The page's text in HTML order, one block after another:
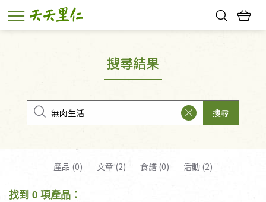
幸福節中獎名單
搜尋結果
搜尋
產品 (0) 文章 (2) 食譜 (0) 活動 (2)
找到 0 項產品：